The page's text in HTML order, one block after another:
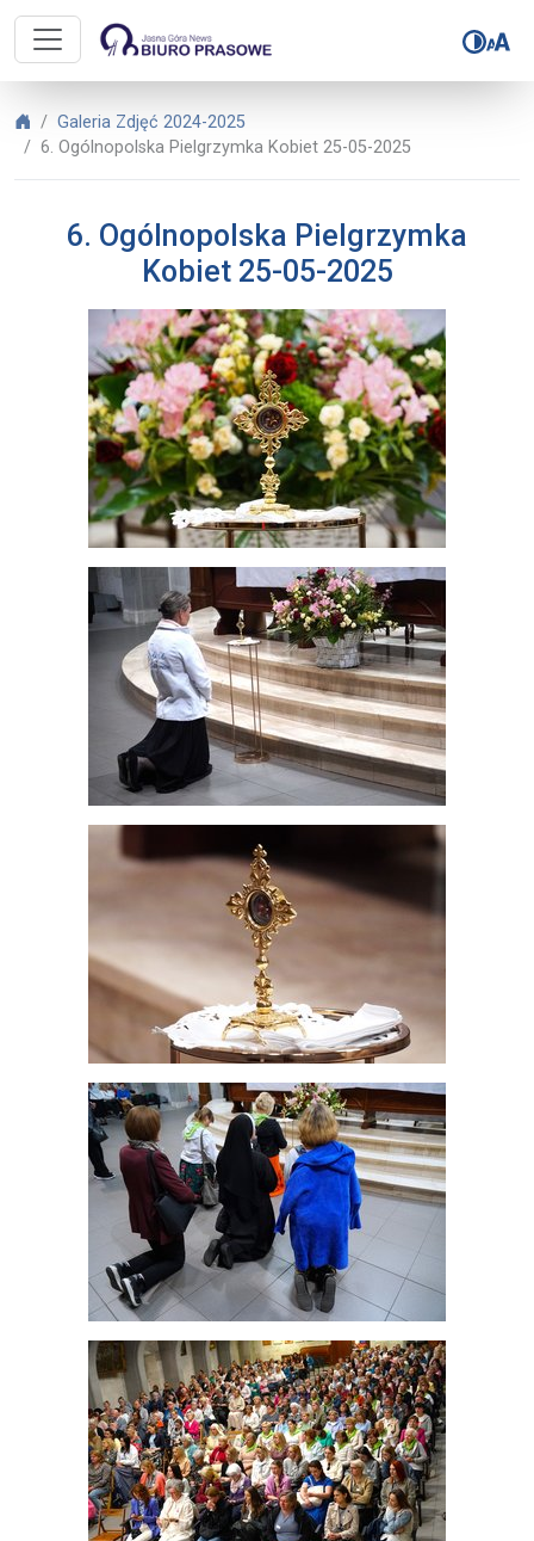
Biuro Prasowe Jasnej Góry – 6.
Biuro Prasowe Jasnej Góry
Galeria Zdjęć 2024-2025
6. Ogólnopolska Pielgrzymka Kobiet 25-05-2025
6. Ogólnopolska Pielgrzymka
Kobiet 25-05-2025